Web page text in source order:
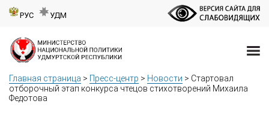
РУС УДМ
Главная страница > Пресс-центр > Новости > Стартовал
отборочный этап конкурса чтецов стихотворений Михаила
Федотова